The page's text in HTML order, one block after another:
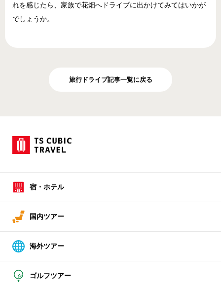
れを感じたら、家族で花畑へドライブに出かけてみてはいかが
でしょうか。
旅行ドライブ記事一覧に戻る
宿・ホテル
国内ツアー
海外ツアー
ゴルフツアー